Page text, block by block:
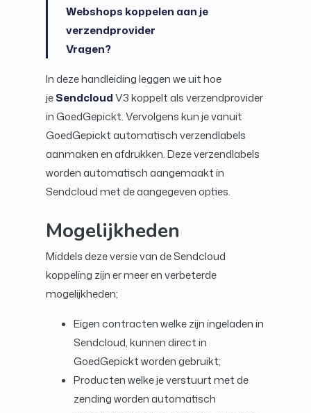
Webshops koppelen aan je
verzendprovider
Vragen?
In deze handleiding leggen we uit hoe
jeSendcloudV3 koppelt als verzendprovider
in GoedGepickt. Vervolgens kun je vanuit
GoedGepickt automatisch verzendlabels
aanmaken en afdrukken. Deze verzendlabels
worden automatisch aangemaakt in
Sendcloud met de aangegeven opties.
Mogelijkheden
Middels deze versie van de Sendcloud
koppeling zijn er meer en verbeterde
mogelijkheden;
Eigen contracten welke zijn ingeladen in
Sendcloud, kunnen direct in
GoedGepickt worden gebruikt;
Producten welke je verstuurt met de
zending worden automatisch